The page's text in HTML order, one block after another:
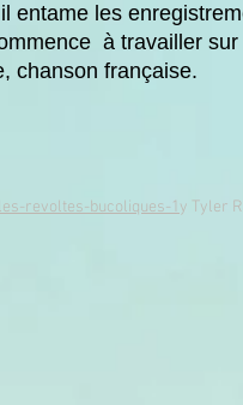
entame les
à travailler
chanson française.
revoltes-bucoliques-1 y Tyler